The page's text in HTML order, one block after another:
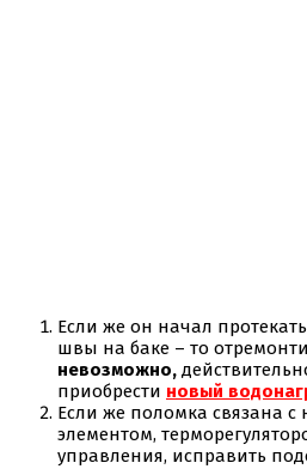
Если же он начал
швы на баке – то
невозможно,
приобрести новый
Если же поломка связана с
элементом,
управления, исправить